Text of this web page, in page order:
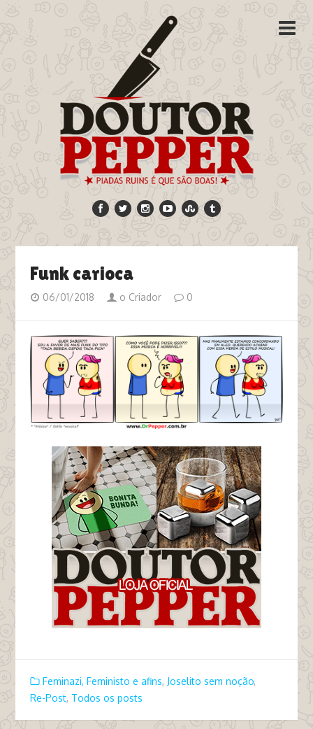
Funk carioca
06/01/2018 o Criador 0
Feminazi, Feministo e afins, Joselito sem noção,
Re-Post, Todos os posts